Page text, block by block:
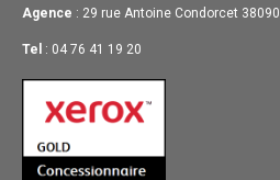
Agence : 29 rue Antoine Condorcet
Tel : 04 76 41 19 20